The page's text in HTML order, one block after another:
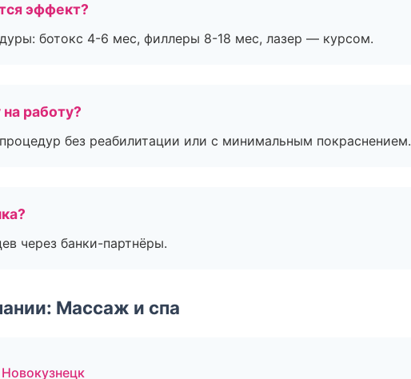
эффект?
ботокс 4-6 мес, филлеры 8-18 мес, лазер — курсом.
работу?
без реабилитации или с минимальным покраснением.
через банки-партнёры.
Массаж и спа